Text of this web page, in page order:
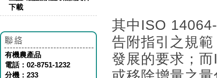
下載
有機農產品
電話：02-8751-1232
分機：233
其中ISO
告附指引之規
發展的要求；